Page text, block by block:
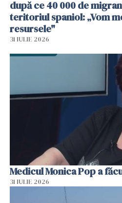
după ce 40 000 de
teritoriul spaniol: „Vom
resursele"
31 IULIE 2026
Medicul Monica Pop a
31 IULIE 2026